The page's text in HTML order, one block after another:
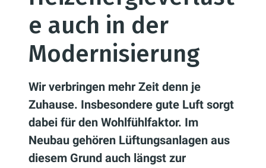
e auch in der
Modernisierung
Wir verbringen mehr Zeit denn je
Zuhause. Insbesondere gute Luft sorgt
dabei für den Wohlfühlfaktor. Im
Neubau gehören Lüftungsanlagen aus
diesem Grund auch längst zur